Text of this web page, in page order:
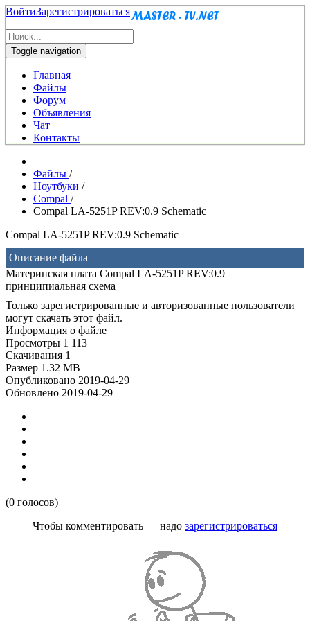
ВойтиЗарегистрироваться
Toggle navigation
Главная
Файлы
Форум
Объявления
Чат
Контакты
Файлы /
Ноутбуки /
Compal /
Compal LA-5251P REV:0.9 Schematic
Compal LA-5251P REV:0.9 Schematic
Описание файла
Материнская плата Compal LA-5251P REV:0.9
принципиальная схема
Только зарегистрированные и авторизованные пользователи
могут скачать этот файл.
Информация о файле
Просмотры 1 113
Скачивания 1
Размер 1.32 MB
Опубликовано 2019-04-29
Обновлено 2019-04-29
(0 голосов)
Чтобы комментировать — надо зарегистрироваться